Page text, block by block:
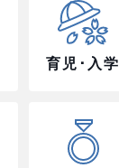
育児･入学